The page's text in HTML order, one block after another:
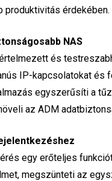
produktivitás érdekében.
NAS
és
IP-kapcsolatokat
egyszerűsíti a
az ADM
egy erőteljes
megszünteti az